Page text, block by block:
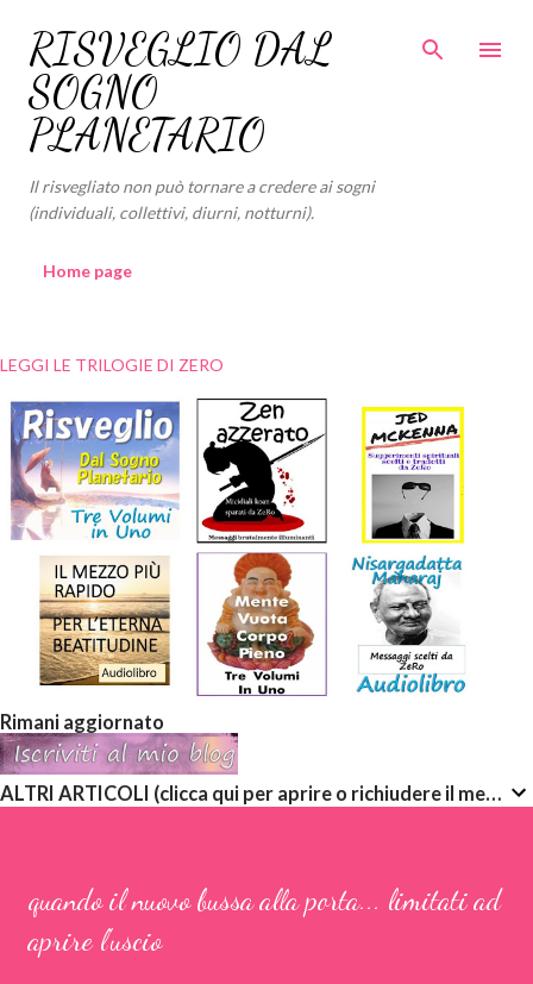
Passa ai contenuti principali
RISVEGLIO DAL
SOGNO
PLANETARIO
Il risvegliato non può tornare a credere ai sogni
(individuali, collettivi, diurni, notturni).
Home page
LEGGI LE TRILOGIE DI ZERO
Rimani aggiornato
ALTRI ARTICOLI (clicca qui per aprire o richiudere il menù a discesa)
quando il nuovo bussa alla porta... limitati ad
aprire l'uscio